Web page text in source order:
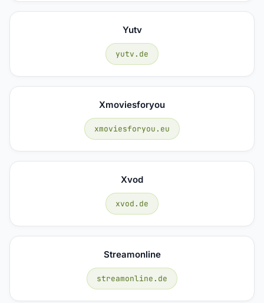
Yutv
yutv.de
Xmoviesforyou
xmoviesforyou.eu
Xvod
xvod.de
Streamonline
streamonline.de